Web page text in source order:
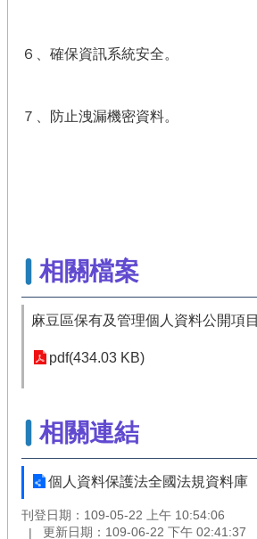
６、確保資訊系統安全。
７、防止洩漏機密資料。
相關檔案
麻豆區保有及管理個人資料公開項目
pdf(434.03 KB)
相關連結
個人資料保護法全國法規資料庫
刊登日期：109-05-22 上午 10:54:06
更新日期：109-06-22 下午 02:41:37